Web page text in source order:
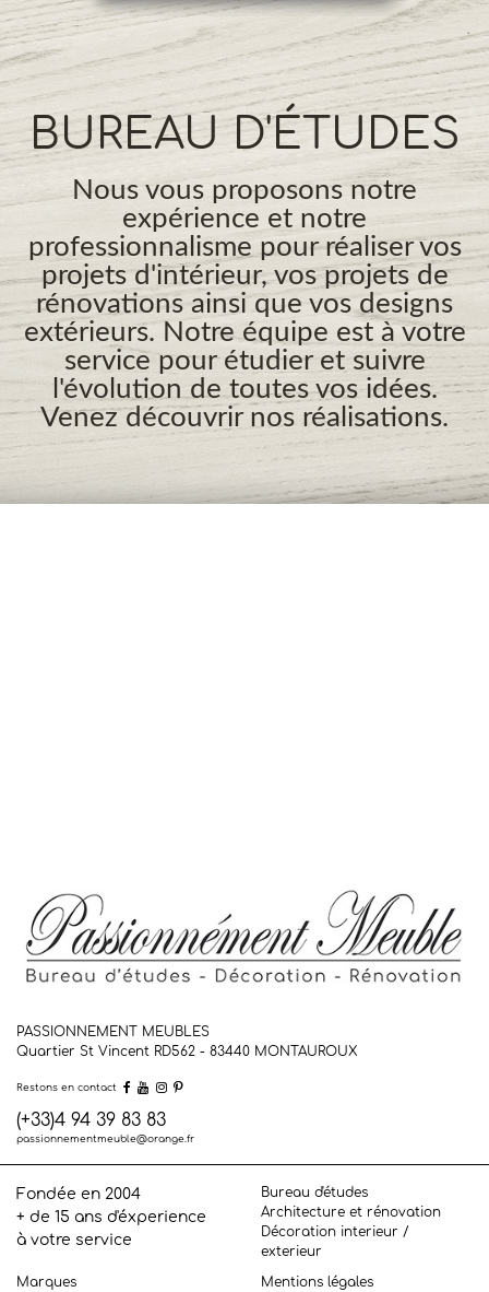
BUREAU D'ÉTUDES
Nous vous proposons notre
expérience et notre
professionnalisme pour réaliser vos
projets d'intérieur, vos projets de
rénovations ainsi que vos designs
extérieurs. Notre équipe est à votre
service pour étudier et suivre
l'évolution de toutes vos idées.
Venez découvrir nos réalisations.
PASSIONNEMENT MEUBLES
Quartier St Vincent RD562 - 83440 MONTAUROUX
Restons en contact
(+33)4 94 39 83 83
passionnementmeuble@orange.fr
Fondée en 2004
+ de 15 ans d'éxperience
à votre service
Bureau d'études
Architecture et rénovation
Décoration interieur /
exterieur
Marques
Mentions légales